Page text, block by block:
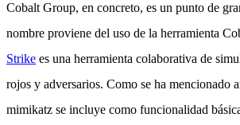
Cobalt Group, en concreto, es un punto de
nombre proviene del uso de la herramienta
Strike es una herramienta colaborativa de
rojos y adversarios. Como se ha mencionado
mimikatz se incluye como funcionalidad